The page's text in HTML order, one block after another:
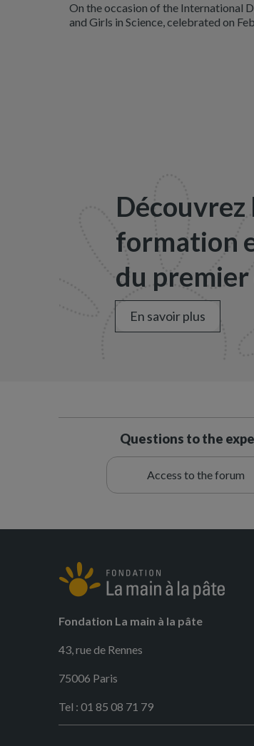
On the occasion of the International
and Girls in Science, celebrated on
Découvrez
formation
du premier
En savoir plus
Questions to the
Access to the forum
Fondation La main à la pâte
43, rue de Rennes
75006 Paris
Tel : 01 85 08 71 79